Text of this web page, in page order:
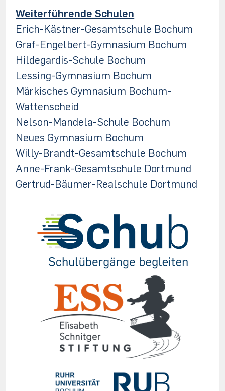
Weiterführende Schulen
Erich-Kästner-Gesamtschule Bochum
Graf-Engelbert-Gymnasium Bochum
Hildegardis-Schule Bochum
Lessing-Gymnasium Bochum
Märkisches Gymnasium Bochum-
Wattenscheid
Nelson-Mandela-Schule Bochum
Neues Gymnasium Bochum
Willy-Brandt-Gesamtschule Bochum
Anne-Frank-Gesamtschule Dortmund
Gertrud-Bäumer-Realschule Dortmund